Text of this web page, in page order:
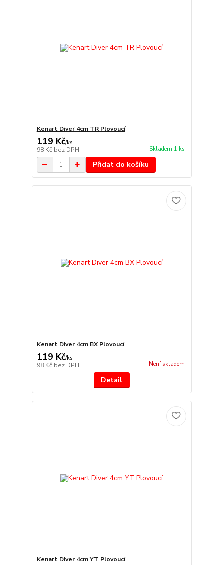
Kenart Diver 4cm TR Plovoucí
119 Kč/ks
98 Kč bez DPH Skladem 1 ks
Přidat do košíku
Kenart Diver 4cm BX Plovoucí
119 Kč/ks
98 Kč bez DPH Není skladem
Detail
Kenart Diver 4cm YT Plovoucí